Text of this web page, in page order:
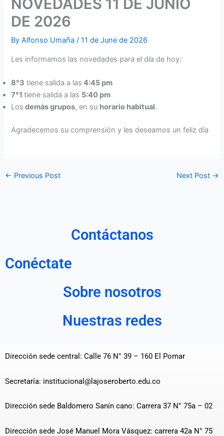
NOVEDADES 11 DE JUNIO
DE 2026
ByAlfonso Umaña/11 de June de 2026
Les informamos las novedades para el día de hoy:
8°3 tiene salida a las 4:45 pm
7°1tiene salida a las 5:40 pm
Los demás grupos, en su horario habitual.
Agradecemos su comprensión y les deseamos un feliz día
← Previous Post Next Post →
Contáctanos
Conéctate
Sobre nosotros
Nuestras redes
Dirección sede central: Calle 76 N° 39 – 160 El Pomar
Secretaría: institucional@lajoseroberto.edu.co
Dirección sede Baldomero Sanín cano: Carrera 37 N° 75a – 02
Dirección sede José Manuel Mora Vásquez: carrera 42a N° 75